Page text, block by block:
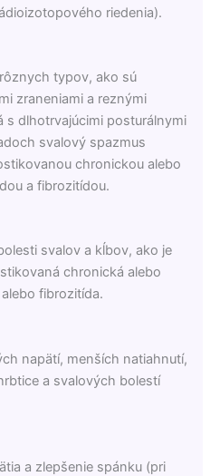
riedenia).
typov, ako sú
zraneniami a reznými
s dlhotrvajúcimi posturálnymi
svalový spazmus
chronickou alebo
a fibrozitídou.
svalov a kĺbov, ako je
chronická alebo
alebo fibrozitída.
napätí, menších natiahnutí,
a svalových bolestí
s únavou.
a zlepšenie spánku (pri